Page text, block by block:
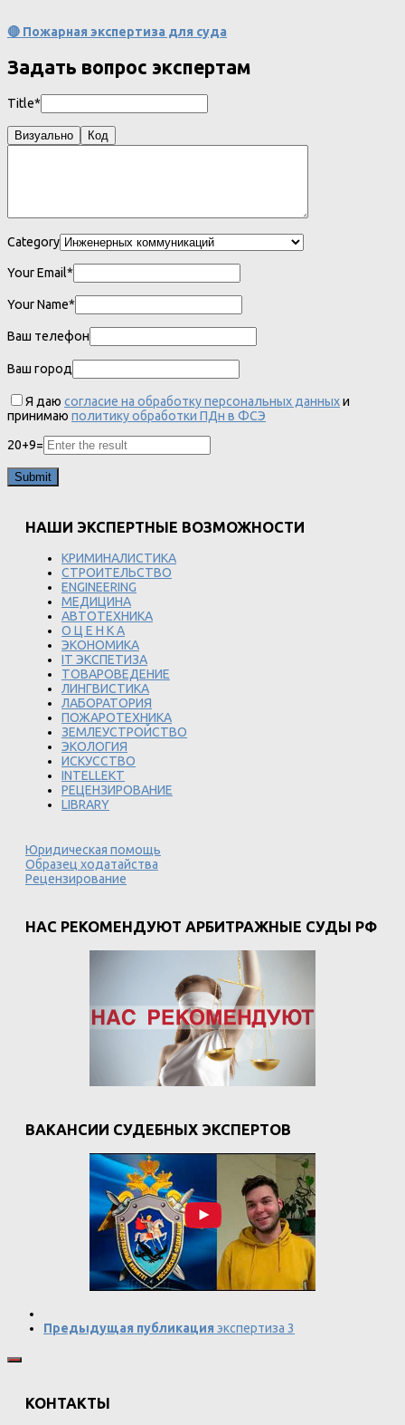
🔴 Пожарная экспертиза для суда
Задать вопрос экспертам
Title*
Визуально Код
Category
Your Email*
Your Name*
Ваш телефон
Ваш город
Я даю согласие на обработку персональных данныхи
принимаю политику обработки ПДн в ФСЭ
20+9=
НАШИ ЭКСПЕРТНЫЕ ВОЗМОЖНОСТИ
КРИМИНАЛИСТИКА
СТРОИТЕЛЬСТВО
ENGINEERING
МЕДИЦИНА
АВТОТЕХНИКА
О Ц Е Н К А
ЭКОНОМИКА
IT ЭКСПЕТИЗА
ТОВАРОВЕДЕНИЕ
ЛИНГВИСТИКА
ЛАБОРАТОРИЯ
ПОЖАРОТЕХНИКА
ЗЕМЛЕУСТРОЙСТВО
ЭКОЛОГИЯ
ИСКУССТВО
INTELLEKT
РЕЦЕНЗИРОВАНИЕ
LIBRARY
Юридическая помощь
Образец ходатайства
Рецензирование
НАС РЕКОМЕНДУЮТ АРБИТРАЖНЫЕ СУДЫ РФ
ВАКАНСИИ СУДЕБНЫХ ЭКСПЕРТОВ
Предыдущая публикация экспертиза 3
КОНТАКТЫ